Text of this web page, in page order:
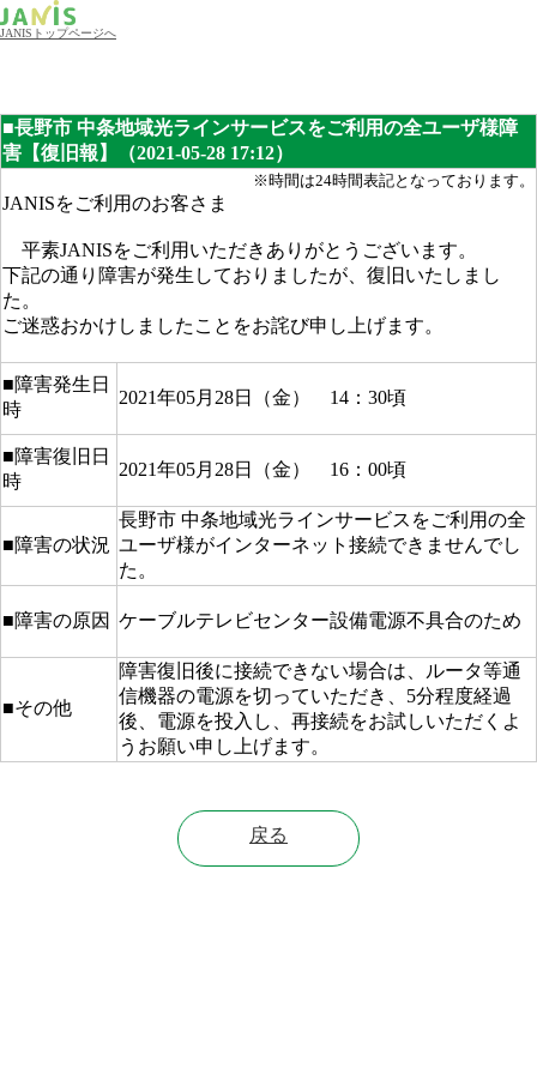
JANISトップページへ
■長野市 中条地域光ラインサービスをご利用の全ユーザ様障
害【復旧報】（2021-05-28 17:12）
※時間は24時間表記となっております。
JANISをご利用のお客さま
平素JANISをご利用いただきありがとうございます。
下記の通り障害が発生しておりましたが、復旧いたしまし
た。
ご迷惑おかけしましたことをお詫び申し上げます。
■障害発生日
時
2021年05月28日（金） 14：30頃
■障害復旧日
時
2021年05月28日（金） 16：00頃
■障害の状況
長野市 中条地域光ラインサービスをご利用の全
ユーザ様がインターネット接続できませんでし
た。
■障害の原因 ケーブルテレビセンター設備電源不具合のため
■その他
障害復旧後に接続できない場合は、ルータ等通
信機器の電源を切っていただき、5分程度経過
後、電源を投入し、再接続をお試しいただくよ
うお願い申し上げます。
戻る